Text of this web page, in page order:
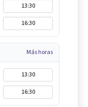
13:30
16:30
Más horas
13:30
16:30